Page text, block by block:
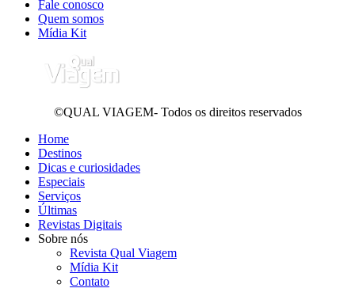
Fale conosco
Quem somos
Mídia Kit
©QUAL VIAGEM- Todos os direitos reservados
Home
Destinos
Dicas e curiosidades
Especiais
Serviços
Últimas
Revistas Digitais
Sobre nós
Revista Qual Viagem
Mídia Kit
Contato